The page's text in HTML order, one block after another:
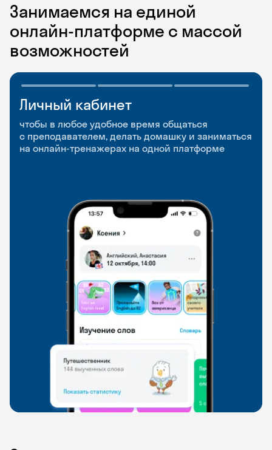
Занимаемся на единой
онлайн-платформе с массой
возможностей
Личный кабинет
чтобы в любое удобное время общаться
с преподавателем, делать домашку и заниматься
на онлайн-тренажерах на одной платформе
Мобильное
приложение
чтобы заниматься и изучать новые слова где
и когда удобно
Разговорные клубы
и Talks
Групповые занятия для разговорной практики
и индивидуальные встречи с преподавателями